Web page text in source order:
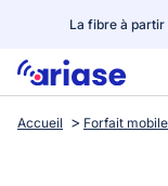
La fibre à
Box internet
Accueil Forfait mobile